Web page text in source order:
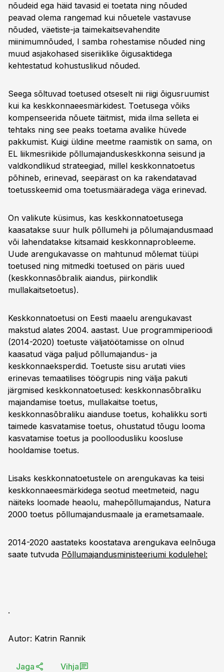
nõudeid ega häid tavasid ei toetata ning nõuded
peavad olema rangemad kui nõuetele vastavuse
nõuded, väetiste-ja taimekaitsevahendite
miinimumnõuded, I samba rohestamise nõuded ning
muud asjakohased siseriiklike õigusaktidega
kehtestatud kohustuslikud nõuded.
Seega sõltuvad toetused otseselt nii riigi õigusruumist
kui ka keskkonnaeesmärkidest. Toetusega võiks
kompenseerida nõuete täitmist, mida ilma selleta ei
tehtaks ning see peaks toetama avalike hüvede
pakkumist. Kuigi üldine meetme raamistik on sama, on
EL liikmesriikide põllumajanduskeskkonna seisund ja
valdkondlikud strateegiad, millel keskkonnatoetus
põhineb, erinevad, seepärast on ka rakendatavad
toetusskeemid oma toetusmääradega väga erinevad.
On valikute küsimus, kas keskkonnatoetusega
kaasatakse suur hulk põllumehi ja põlumajandusmaad
või lahendatakse kitsamaid keskkonnaprobleeme.
Uude arengukavasse on mahtunud mõlemat tüüpi
toetused ning mitmedki toetused on päris uued
(keskkonnasõbralik aiandus, piirkondlik
mullakaitsetoetus).
Keskkonnatoetusi on Eesti maaelu arengukavast
makstud alates 2004. aastast. Uue programmiperioodi
(2014-2020) toetuste väljatöötamisse on olnud
kaasatud väga paljud põllumajandus- ja
keskkonnaeksperdid. Toetuste sisu arutati viies
erinevas temaatilises töögrupis ning välja pakuti
järgmised keskkonnatoetused: keskkonnasõbraliku
majandamise toetus, mullakaitse toetus,
keskkonnasõbraliku aianduse toetus, kohalikku sorti
taimede kasvatamise toetus, ohustatud tõugu looma
kasvatamise toetus ja poolloodusliku koosluse
hooldamise toetus.
Lisaks keskkonnatoetustele on arengukavas ka teisi
keskkonnaeesmärkidega seotud meetmeteid, nagu
näiteks loomade heaolu, mahepõllumajandus, Natura
2000 toetus põllumajandusmaale ja erametsamaale.
2014-2020 aastateks koostatava arengukava eelnõuga
saate tutvuda Põllumajandusministeeriumi kodulehel:
.
Autor: Katrin Rannik
Jaga Vihja